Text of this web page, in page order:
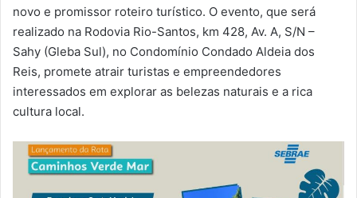
m
a
i
novo e promissor roteiro turístico. O evento, que será
realizado na Rodovia Rio-Santos, km 428, Av. A, S/N –
Sahy (Gleba Sul), no Condomínio Condado Aldeia dos
Reis, promete atrair turistas e empreendedores
interessados em explorar as belezas naturais e a rica
cultura local.